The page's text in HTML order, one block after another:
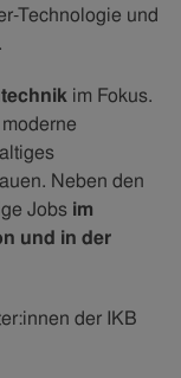
Technologie und
im Fokus.
Neben den
Jobs im
und in der
der IKB